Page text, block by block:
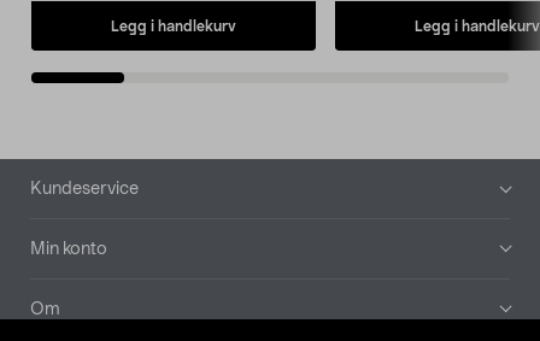
Legg i handlekurv Legg i handlekurv
Bunntekst
Kundeservice
Min konto
Om